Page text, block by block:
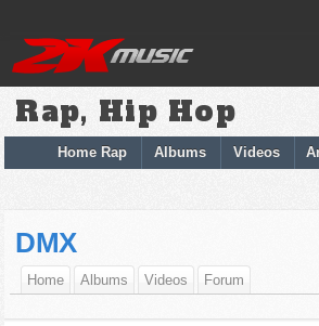
Rap, Hip Hop
Home Rap Albums Videos
DMX
Home Albums Videos Forum